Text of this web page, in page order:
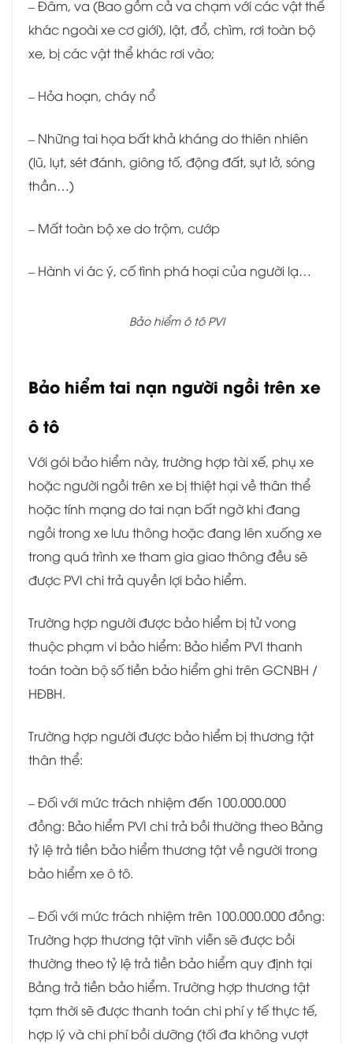
– Đâm, va (Bao gồm cả va chạm với các vật thể
khác ngoài xe cơ giới), lật, đổ, chìm, rơi toàn bộ
xe, bị các vật thể khác rơi vào;
– Hỏa hoạn, cháy nổ
– Những tai họa bất khả kháng do thiên nhiên
(lũ, lụt, sét đánh, giông tố, động đất, sụt lở, sóng
thần…)
– Mất toàn bộ xe do trộm, cướp
– Hành vi ác ý, cố tình phá hoại của người lạ…
Bảo hiểm ô tô PVI
Bảo hiểm tai nạn người ngồi trên xe
ô tô
Với gói bảo hiểm này, trường hợp tài xế, phụ xe
hoặc người ngồi trên xe bị thiệt hại về thân thể
hoặc tính mạng do tai nạn bất ngờ khi đang
ngồi trong xe lưu thông hoặc đang lên xuống xe
trong quá trình xe tham gia giao thông đều sẽ
được PVI chi trả quyền lợi bảo hiểm.
Trường hợp người được bảo hiểm bị tử vong
thuộc phạm vi bảo hiểm: Bảo hiểm PVI thanh
toán toàn bộ số tiền bảo hiểm ghi trên GCNBH /
HĐBH.
Trường hợp người được bảo hiểm bị thương tật
thân thể:
– Đối với mức trách nhiệm đến 100.000.000
đồng: Bảo hiểm PVI chi trả bồi thường theo Bảng
tỷ lệ trả tiền bảo hiểm thương tật về người trong
bảo hiểm xe ô tô.
– Đối với mức trách nhiệm trên 100.000.000 đồng:
Trường hợp thương tật vĩnh viễn sẽ được bồi
thường theo tỷ lệ trả tiền bảo hiểm quy định tại
Bảng trả tiền bảo hiểm. Trường hợp thương tật
tạm thời sẽ được thanh toán chi phí y tế thực tế,
hợp lý và chi phí bồi dưỡng (tối đa không vượt